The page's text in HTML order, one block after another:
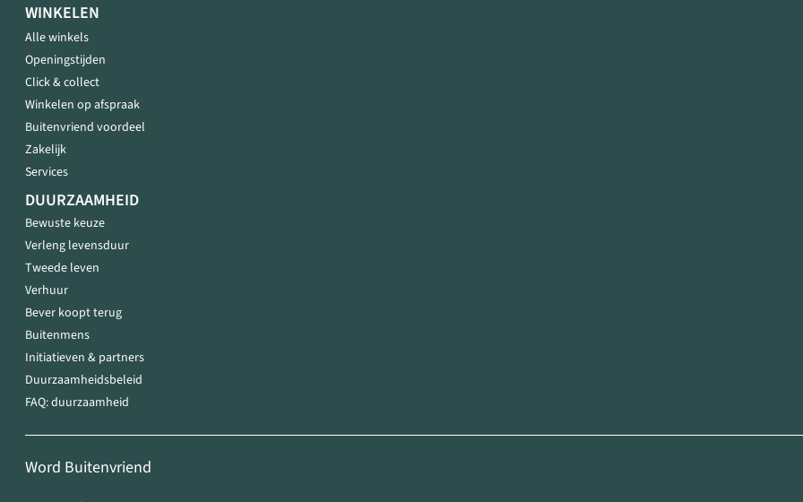
WINKELEN
Alle winkels
Openingstijden
Click & collect
Winkelen op afspraak
Buitenvriend voordeel
Zakelijk
Services
DUURZAAMHEID
Bewuste keuze
Verleng levensduur
Tweede leven
Verhuur
Bever koopt terug
Buitenmens
Initiatieven & partners
Duurzaamheidsbeleid
FAQ: duurzaamheid
Word Buitenvriend